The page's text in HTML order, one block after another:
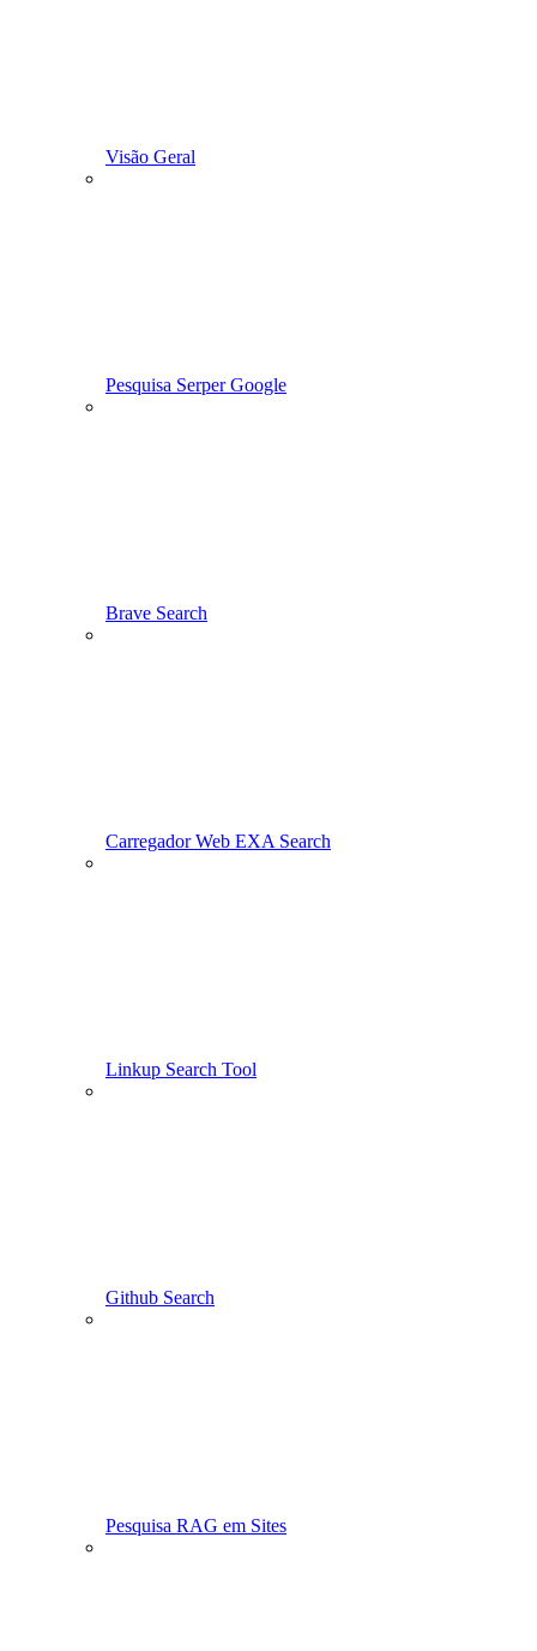
Visão Geral
Pesquisa Serper Google
Brave Search
Carregador Web EXA Search
Linkup Search Tool
Github Search
Pesquisa RAG em Sites